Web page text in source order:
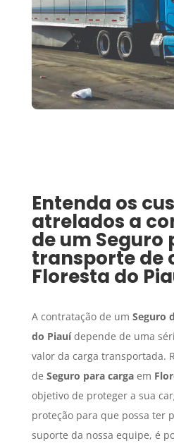
Entenda os
atrelados a
de um Seguro
transporte de
Floresta do
A contratação de um Seguro
do Piauídepende de uma
valor da carga transportada.
de Seguro para cargaem
objetivo de proteger a sua
proteção para que possa ter
suporte da nossa equipe, é